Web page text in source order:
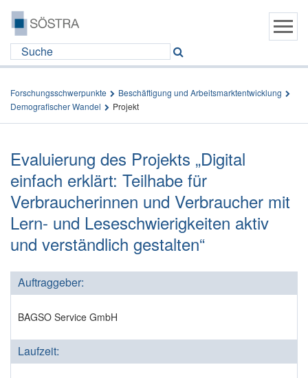
Forschungsschwerpunkte
Beschäftigung und Arbeitsmarktentwicklung
Demografischer Wandel
Projekt
Evaluierung des Projekts „Digital
einfach erklärt: Teilhabe für
Verbraucherinnen und Verbraucher mit
Lern- und Leseschwierigkeiten aktiv
und verständlich gestalten“
Auftraggeber:
BAGSO Service GmbH
Laufzeit: